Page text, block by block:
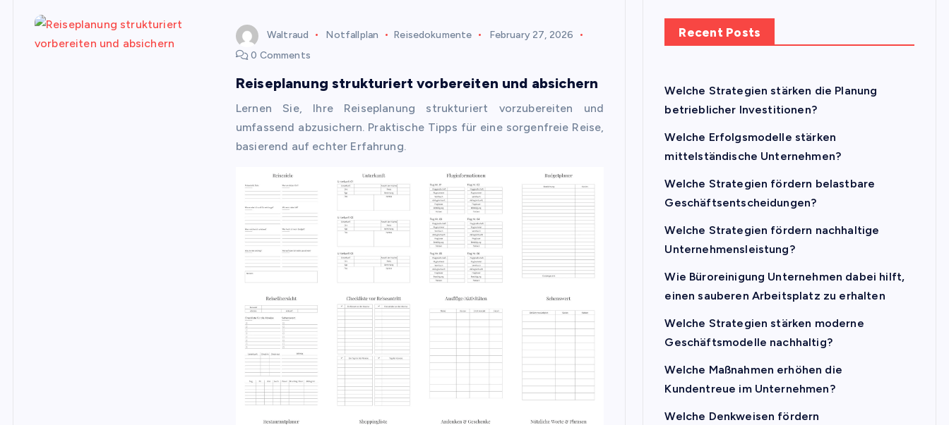
Waltraud Notfallplan Reisedokumente
February 27, 2026
0 Comments
Reiseplanung strukturiert vorbereiten und absichern
Lernen Sie, Ihre Reiseplanung strukturiert vorzubereiten und
umfassend abzusichern. Praktische Tipps für eine sorgenfreie Reise,
basierend auf echter Erfahrung.
Recent Posts
Welche Strategien stärken die Planung
betrieblicher Investitionen?
Welche Erfolgsmodelle stärken
mittelständische Unternehmen?
Welche Strategien fördern belastbare
Geschäftsentscheidungen?
Welche Strategien fördern nachhaltige
Unternehmensleistung?
Wie Büroreinigung Unternehmen dabei hilft,
einen sauberen Arbeitsplatz zu erhalten
Welche Strategien stärken moderne
Geschäftsmodelle nachhaltig?
Welche Maßnahmen erhöhen die
Kundentreue im Unternehmen?
Welche Denkweisen fördern